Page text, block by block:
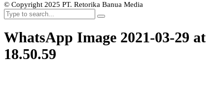
© Copyright 2025 PT. Retorika Banua Media
WhatsApp Image 2021-03-29 at
18.50.59